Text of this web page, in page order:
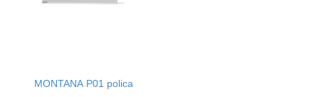
MONTANA P01 polica